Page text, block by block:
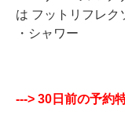
は フットリフレク
・シャワー
---> 30日前の予約